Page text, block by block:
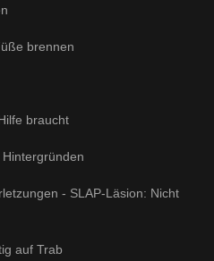
brennen
braucht
- SLAP-Läsion: Nicht
auf Trab